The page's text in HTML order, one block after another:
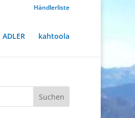
Händlerliste
ADLER kahtoola